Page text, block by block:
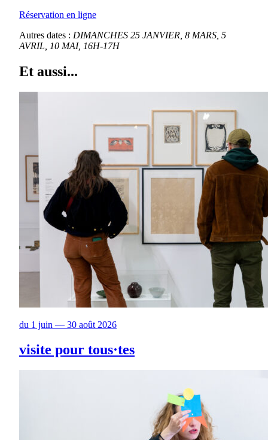
Réservation en ligne
Autres dates : DIMANCHES 25 JANVIER, 8 MARS, 5
AVRIL, 10 MAI, 16H-17H
Et aussi...
du 1 juin — 30 août 2026
visite pour tous·tes